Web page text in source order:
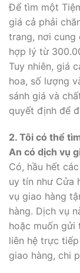
Để tìm một
giá cả phải
trang, nơi
hợp lý từ
Tuy nhiên, giá
hoa, số lượng
sánh giá và
quyết định để
2. Tôi có thể
An có dịch vụ
Có, hầu hết
uy tín như Cửa
vụ giao hàng
hàng. Dịch vụ
hoặc muốn gửi
liên hệ trực
giao hàng, chi